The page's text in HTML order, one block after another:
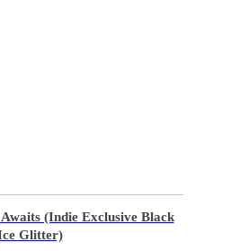
(Indie Exclusive Black
Glitter)